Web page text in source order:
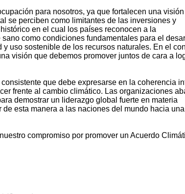
para nosotros, ya que fortalecen una visión
se perciben como limitantes de las inversiones y
en el cual los países reconocen a la
como condiciones fundamentales para el
uso sostenible de los recursos naturales. En el
visión que debemos promover juntos de cara a
que debe expresarse en la coherencia
frente al cambio climático. Las organizaciones
demostrar un liderazgo global fuerte en materia
esta manera a las naciones del mundo hacia una
compromiso por promover un Acuerdo